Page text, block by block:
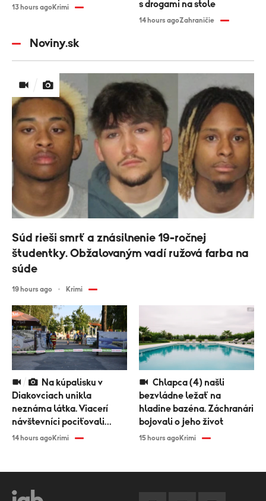
13 hours agoKrimi
s drogami na stole
14 hours agoZahraničie
Noviny.sk
Diakovciach unikla
neznáma látka. Viacerí
návštevníci pociťovali
zdravotné problémy
14 hours agoKrimi
bezvládne ležať na
hladine bazéna. Záchranári
bojovali o jeho život
15 hours agoKrimi
Súd rieši smrť a znásilnenie 19-ročnej
študentky. Obžalovaným vadí ružová farba na
súde
19 hours ago Krimi